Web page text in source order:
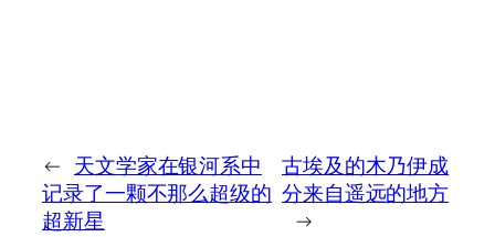
← 天文学家在银河系中
记录了一颗不那么超级的
超新星
古埃及的木乃伊成
分来自遥远的地方
→